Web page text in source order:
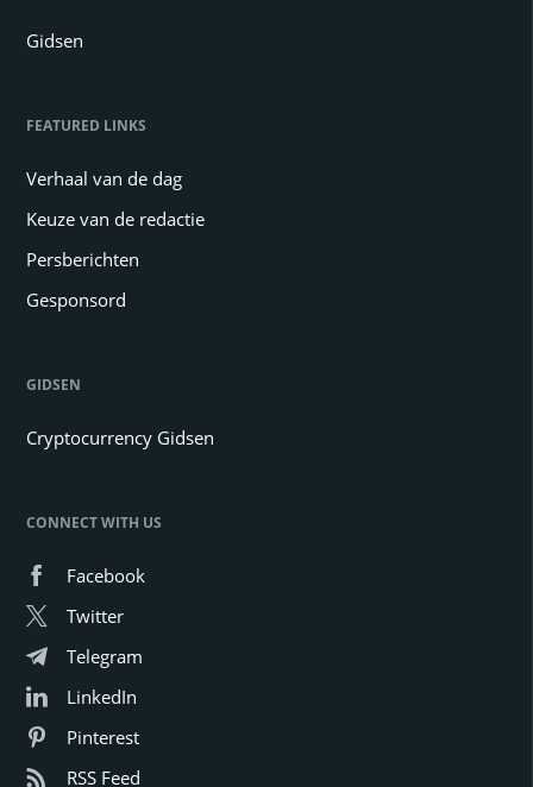
Gidsen
FEATURED LINKS
Verhaal van de dag
Keuze van de redactie
Persberichten
Gesponsord
GIDSEN
Cryptocurrency Gidsen
CONNECT WITH US
Facebook
Twitter
Telegram
LinkedIn
Pinterest
RSS Feed